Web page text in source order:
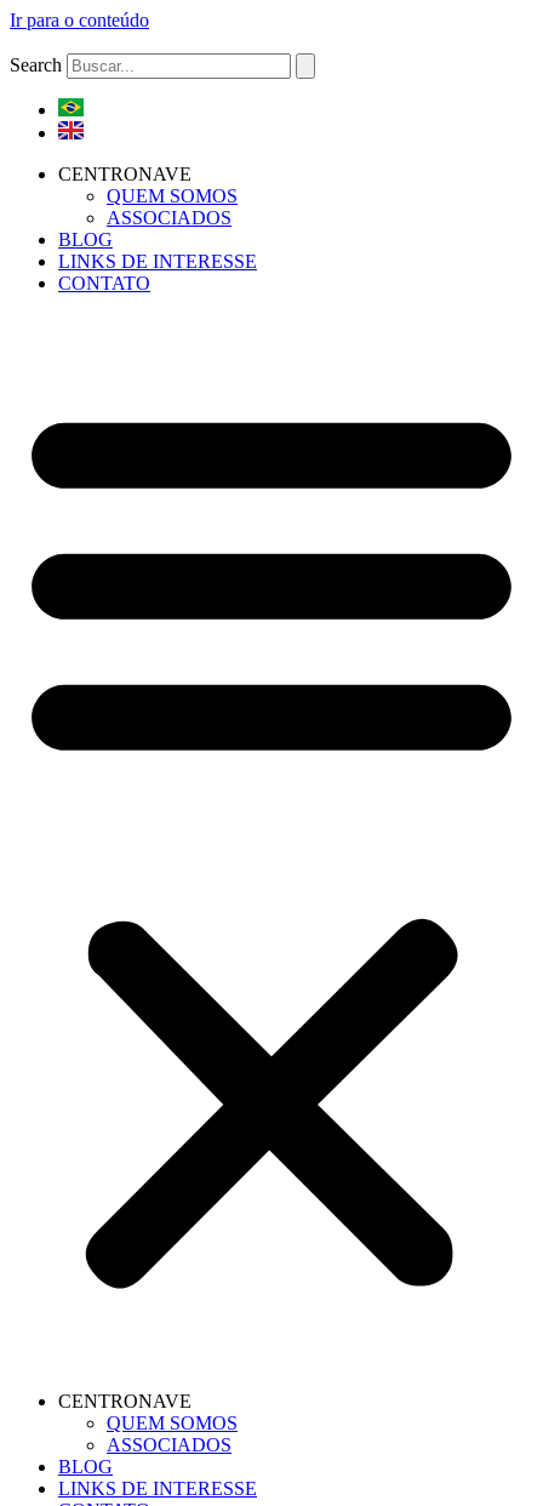
Ir para o conteúdo
Search
CENTRONAVE
QUEM SOMOS
ASSOCIADOS
BLOG
LINKS DE INTERESSE
CONTATO
CENTRONAVE
QUEM SOMOS
ASSOCIADOS
BLOG
LINKS DE INTERESSE